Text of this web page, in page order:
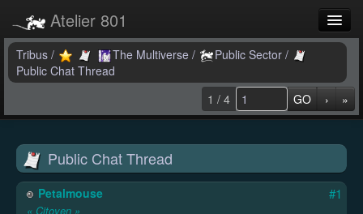
Atelier 801
Forums
Dev Tracker
Connexion
Langue
Tribus / The Multiverse / Public Sector /
Public Chat Thread
1 / 4
GO › »
Public Chat Thread
Petalmouse
« Citoyen »
#1